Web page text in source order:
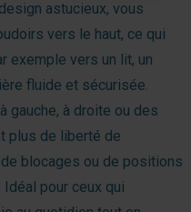
astucieux, vous
vers le haut, ce qui
exemple vers un lit, un
fluide et sécurisée.
gauche, à droite ou des
plus de liberté de
blocages ou de positions
pour ceux qui